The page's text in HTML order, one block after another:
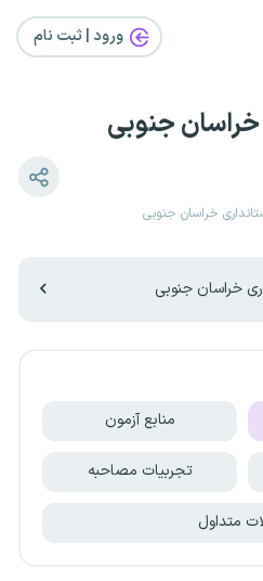
ورود | ثبت‌ نام
خراسان جنوبی
خراسان جنوبی
خراسان جنوبی
منابع آزمون
تجربیات مصاحبه
متداول